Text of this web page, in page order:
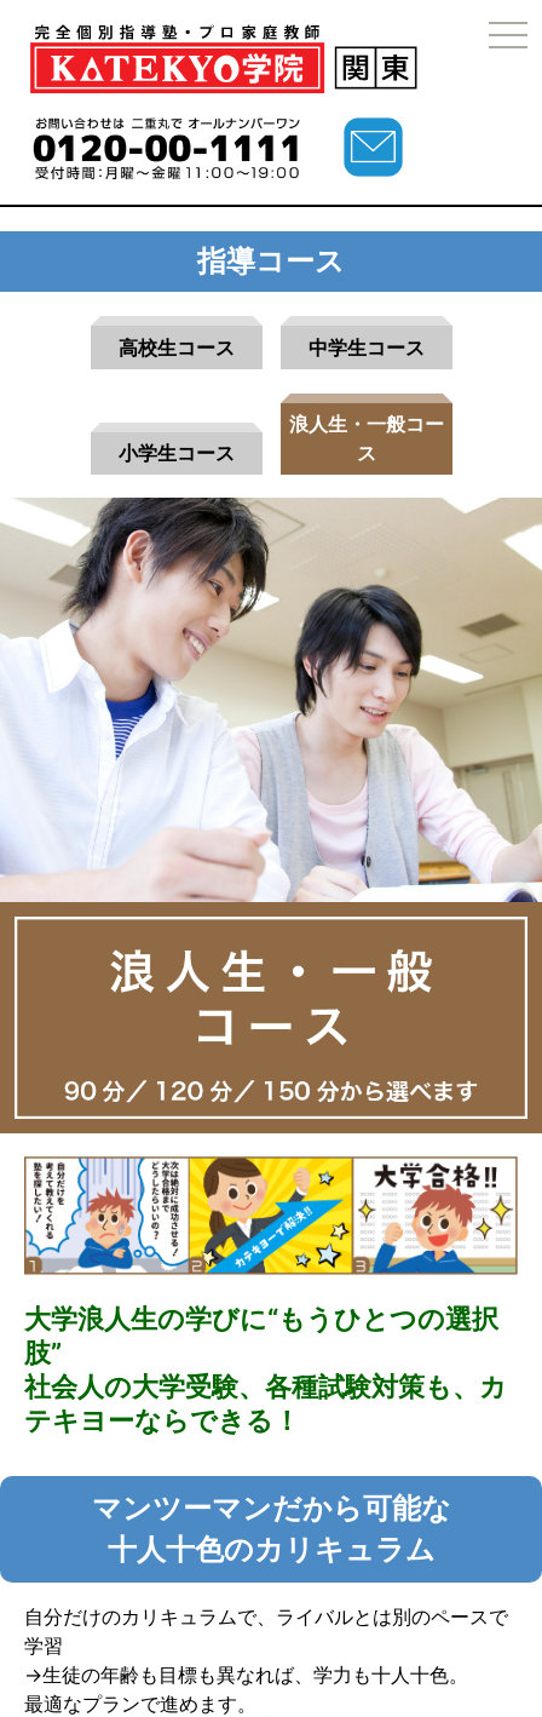
指導コース
高校生コース 中学生コース
小学生コース
浪人生・一般コー
ス
大学浪人生の学びに“もうひとつの選択
肢”
社会人の大学受験、各種試験対策も、カ
テキヨーならできる！
マンツーマンだから可能な
十人十色のカリキュラム
自分だけのカリキュラムで、ライバルとは別のペースで
学習
→生徒の年齢も目標も異なれば、学力も十人十色。
最適なプランで進めます。